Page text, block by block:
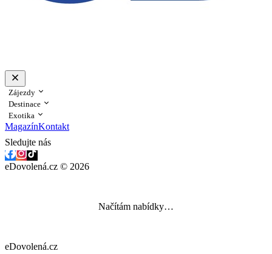
Zájezdy
Destinace
Exotika
MagazínKontakt
Sledujte nás
eDovolená.cz © 2026
Načítám nabídky…
eDovolená.cz